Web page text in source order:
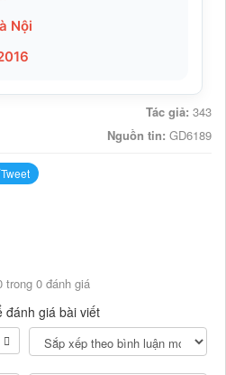
Nội
Tác giả: 343
Nguồn tin: GD6189
Tweet
trong 0 đánh giá
đánh giá bài viết